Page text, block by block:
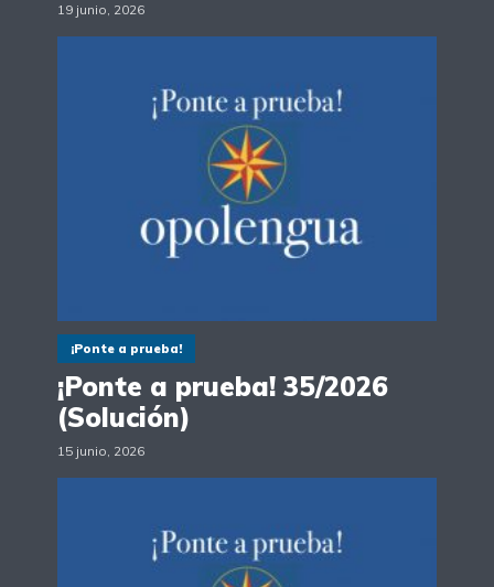
19 junio, 2026
¡Ponte a prueba!
¡Ponte a prueba! 35/2026
(Solución)
15 junio, 2026